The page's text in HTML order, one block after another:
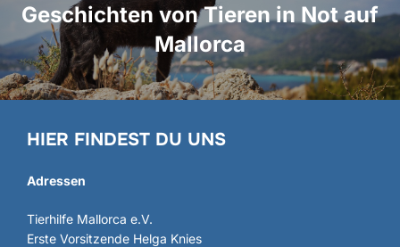
Geschichten von Tieren in Not auf
Mallorca
HIER FINDEST DU UNS
Adressen
Tierhilfe Mallorca e.V.
Erste Vorsitzende Helga Knies